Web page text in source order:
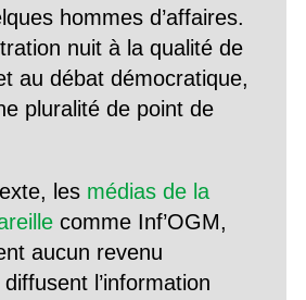
hommes d’affaires.
nuit à la qualité de
au débat démocratique,
pluralité de point de
les médias de la
comme Inf’OGM,
aucun revenu
l’information